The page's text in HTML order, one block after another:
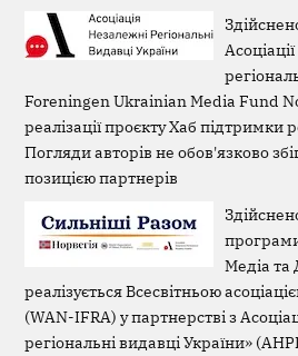
Foreningen Ukrainian Media Fund
реалізації проєкту Хаб підтримки
Погляди авторів не обов'язково
позицією партнерів
Медіа та
реалізується Всесвітньою
(WAN-IFRA) у партнерстві з
регіональні видавці України»